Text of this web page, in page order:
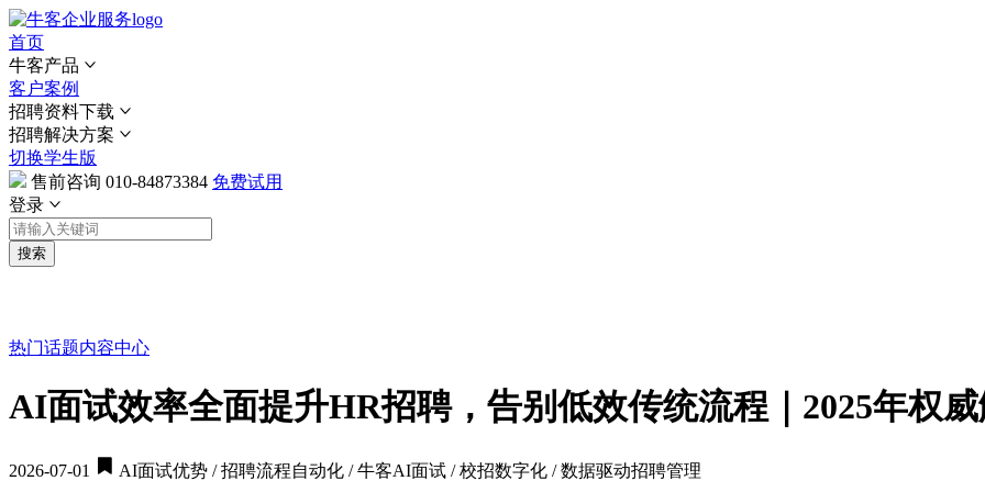
首页
牛客产品
客户案例
招聘资料下载
招聘解决方案
切换学生版
售前咨询 010-84873384 免费试用
登录
搜索
热门话题内容中心
AI面试效率全面提升HR招聘，告别低效传统流程｜2025年权
2026-07-01 AI面试优势 / 招聘流程自动化 / 牛客AI面试 / 校招数字化 / 数据驱动招聘管理